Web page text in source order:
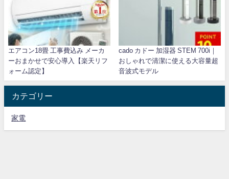
エアコン18畳 工事費込み メーカ
ーおまかせで安心導入【楽天リフ
ォーム認定】
cado カドー 加湿器 STEM 700i｜
おしゃれで清潔に使える大容量超
音波式モデル
カテゴリー
家電